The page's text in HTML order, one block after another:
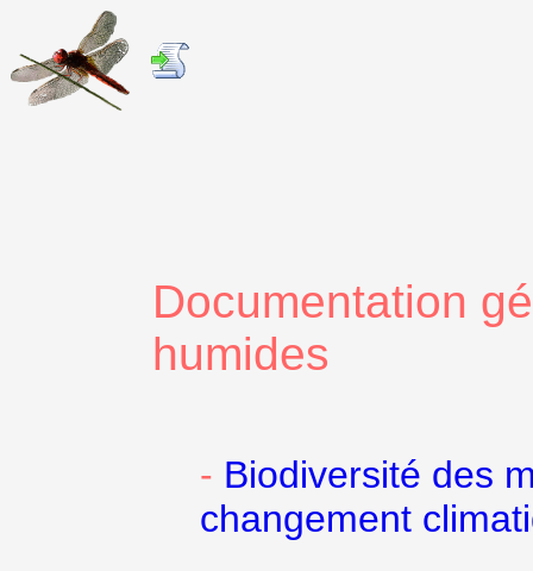
Documentation
humides
- Biodiversité des
changement